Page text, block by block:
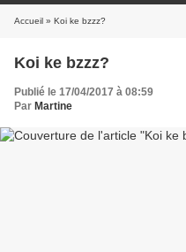
Accueil » Koi ke bzzz?
Koi ke bzzz?
Publié le 17/04/2017 à 08:59
Par Martine